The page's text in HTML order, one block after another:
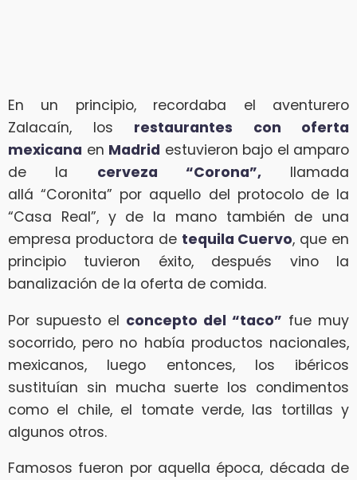
En un principio, recordaba el aventurero
Zalacaín, los restaurantes con oferta
mexicana en Madrid estuvieron bajo el amparo
de la cerveza “Corona”,llamada
allá “Coronita” por aquello del protocolo de la
“Casa Real”, y de la mano también de una
empresa productora de tequila Cuervo, que en
principio tuvieron éxito, después vino la
banalización de la oferta de comida.
Por supuesto el concepto del “taco” fue muy
socorrido, pero no había productos nacionales,
mexicanos, luego entonces, los ibéricos
sustituían sin mucha suerte los condimentos
como el chile, el tomate verde, las tortillas y
algunos otros.
Famosos fueron por aquella época, década de